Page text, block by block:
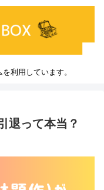
利用しています。
退って本当？